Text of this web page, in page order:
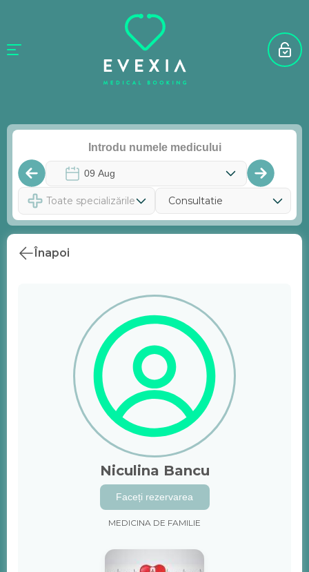
Toate specializările Consultatie
Înapoi
Niculina Bancu
Faceți rezervarea
MEDICINA DE FAMILIE